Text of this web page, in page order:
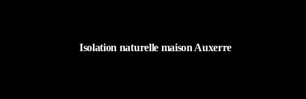
Isolation naturelle maison Auxerre